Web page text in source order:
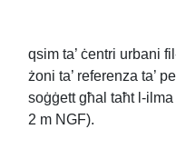
qsim ta’ ċentri urbani
żoni ta’ referenza ta’
soġġett għal taħt l-ilma
2 m NGF).